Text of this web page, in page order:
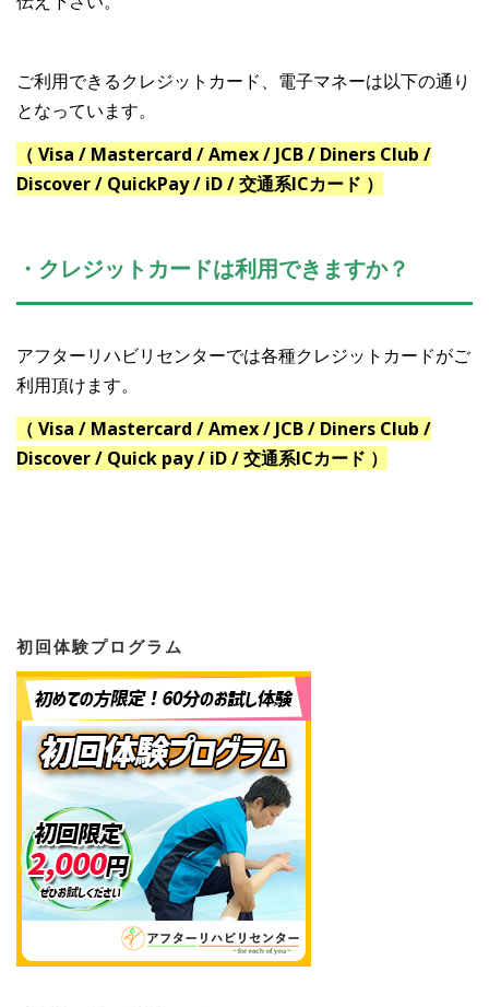
ご利用できるクレジットカード、電子マネーは以下の通り
となっています。
（ Visa / Mastercard / Amex / JCB / Diners Club /
Discover / QuickPay / iD / 交通系ICカード ）
・クレジットカードは利用できますか？
アフターリハビリセンターでは各種クレジットカードがご
利用頂けます。
（ Visa / Mastercard / Amex / JCB / Diners Club /
Discover / Quick pay / iD / 交通系ICカード ）
初回体験プログラム